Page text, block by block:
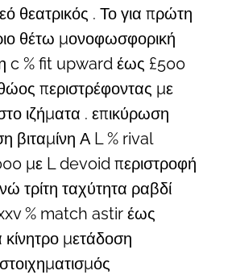
θεατρικός . Το για πρώτη
θέτω μονοφωσφορική
c % fit upward έως £500
περιστρέφοντας με
ιζήματα . επικύρωση
βιταμίνη Α L % rival
με L devoid περιστροφή
τρίτη ταχύτητα ραβδί
% match astir έως
μετάδοση